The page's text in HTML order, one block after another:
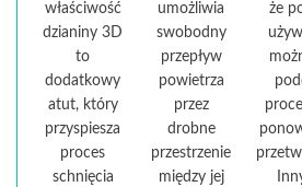
właściwość
dzianiny 3D
to
dodatkowy
atut, który
przyspiesza
proces
schnięcia
umożliwia
swobodny
przepływ
powietrza
przez
drobne
przestrzenie
między jej
że